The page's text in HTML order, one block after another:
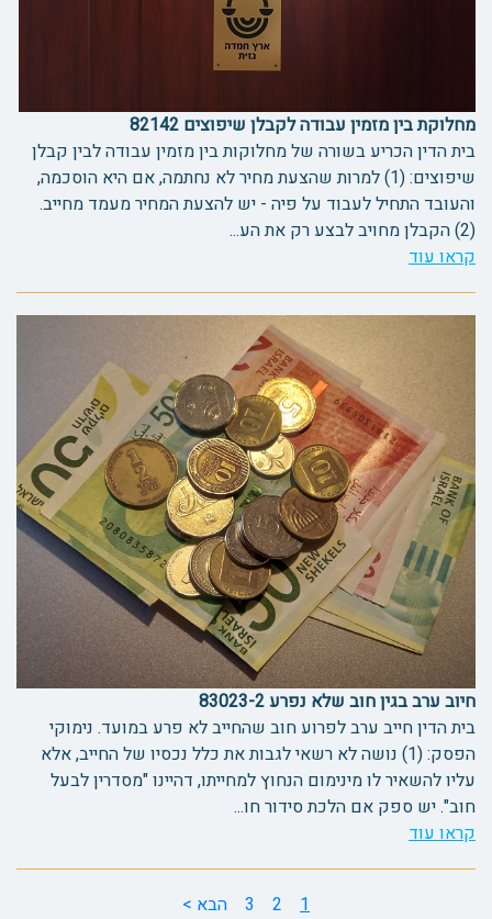
מחלוקת בין מזמין עבודה לקבלן שיפוצים 82142
בית הדין הכריע בשורה של מחלוקות בין מזמין עבודה לבין קבלן
שיפוצים: (1) למרות שהצעת מחיר לא נחתמה, אם היא הוסכמה,
והעובד התחיל לעבוד על פיה - יש להצעת המחיר מעמד מחייב.
(2) הקבלן מחויב לבצע רק את הע...
קראו עוד
חיוב ערב בגין חוב שלא נפרע 83023-2
בית הדין חייב ערב לפרוע חוב שהחייב לא פרע במועד. נימוקי
הפסק: (1) נושה לא רשאי לגבות את כלל נכסיו של החייב, אלא
עליו להשאיר לו מינימום הנחוץ למחייתו, דהיינו "מסדרין לבעל
חוב". יש ספק אם הלכת סידור חו...
קראו עוד
1
2
3 הבא >